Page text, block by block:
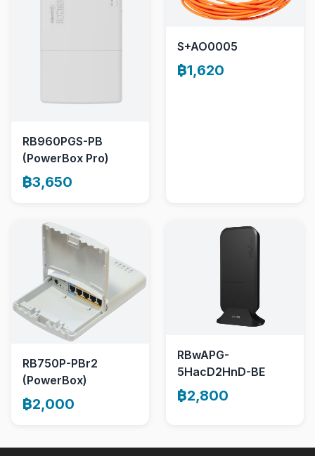
RB960PGS-PB
(PowerBox Pro)
฿3,650
S+AO0005
฿1,620
RB750P-PBr2
(PowerBox)
฿2,000
RBwAPG-
5HacD2HnD-BE
฿2,800